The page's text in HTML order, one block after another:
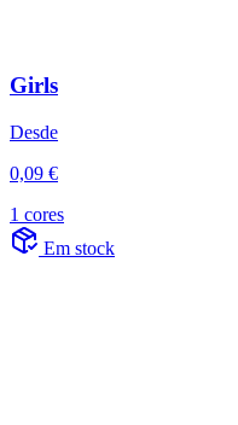
Girls
Desde
0,09 €
1 cores
Em stock